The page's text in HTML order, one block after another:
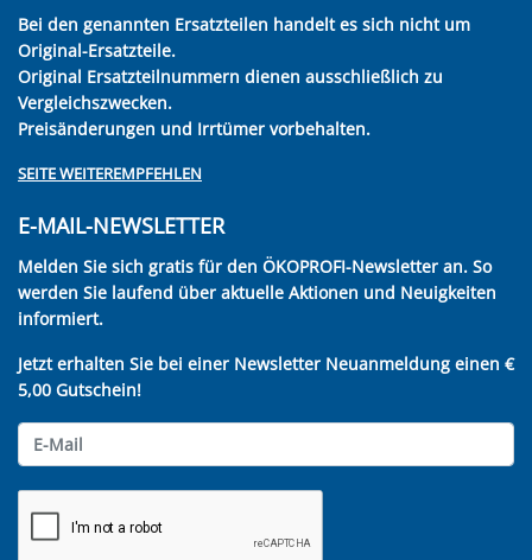
Bei den genannten Ersatzteilen handelt es sich nicht um
Original-Ersatzteile.
Original Ersatzteilnummern dienen ausschließlich zu
Vergleichszwecken.
Preisänderungen und Irrtümer vorbehalten.
SEITE WEITEREMPFEHLEN
E-MAIL-NEWSLETTER
Melden Sie sich gratis für den ÖKOPROFI-Newsletter an. So
werden Sie laufend über aktuelle Aktionen und Neuigkeiten
informiert.
Jetzt erhalten Sie bei einer Newsletter Neuanmeldung einen €
5,00 Gutschein!